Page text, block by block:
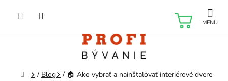
obsah
Domov
/ Blog / 🏠 Ako vybrať a nainštalovať interiérové dvere